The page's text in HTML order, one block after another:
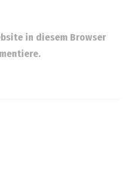
in diesem Browser